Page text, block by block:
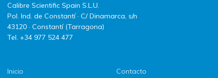
Calibre Scientific Spain S.L.U.
Pol. Ind. de Constantí · C/ Dinamarca, s/n
43120 · Constantí (Tarragona)
Tel. +34 977 524 477
Inicio
Contacto